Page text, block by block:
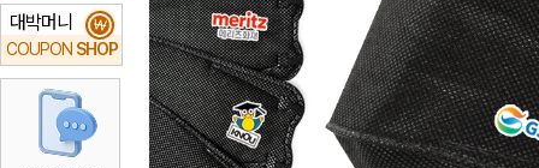
대박머니
COUPON SHOP
₩